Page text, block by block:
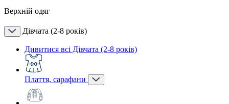
Верхній одяг
Дівчата (2-8 років)
Дивитися всі Дівчата (2-8 років)
Плаття, сарафани